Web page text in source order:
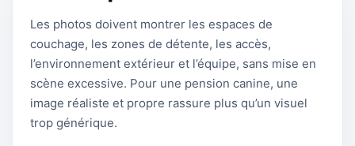
Les photos doivent montrer les espaces de
couchage, les zones de détente, les accès,
l’environnement extérieur et l’équipe, sans mise en
scène excessive. Pour une pension canine, une
image réaliste et propre rassure plus qu’un visuel
trop générique.